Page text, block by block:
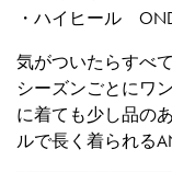
・ハイヒール
気がついたらすべて
シーズンごとにワ
に着ても少し品の
ルで長く着られる